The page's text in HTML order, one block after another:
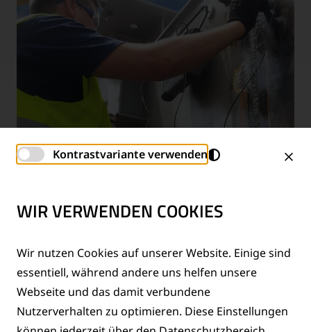
WARUM SCHIENENINSPEKTION MIT
GOLDSCHMIDT?
Kontrastvariante verwenden
WIR VERWENDEN COOKIES
Wir nutzen Cookies auf unserer Website. Einige sind
essentiell, während andere uns helfen unsere
Webseite und das damit verbundene
Nutzerverhalten zu optimieren. Diese Einstellungen